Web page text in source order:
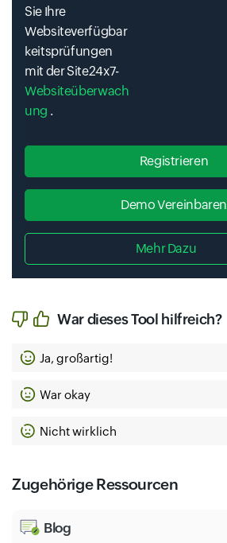
Sie Ihre
Websiteverfügbar
keitsprüfungen
mit der Site24x7-
Websiteüberwach
ung .
Registrieren
Demo Vereinbaren
Mehr Dazu
War dieses Tool hilfreich?
Ja, großartig!
War okay
Nicht wirklich
Zugehörige Ressourcen
Blog